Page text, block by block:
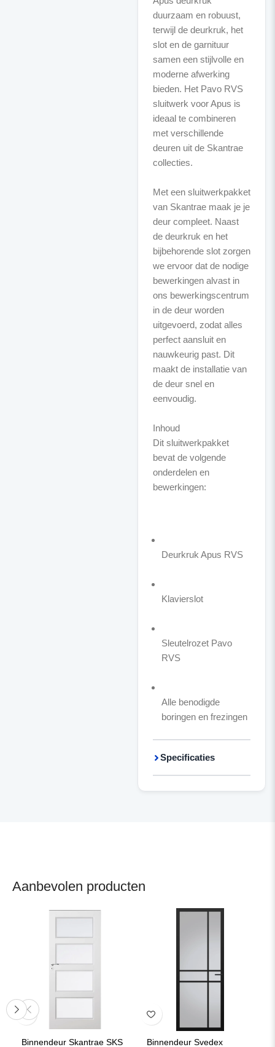
duurzaam en robuust,
terwijl de deurkruk, het
slot en de garnituur
samen een stijlvolle en
moderne afwerking
bieden. Het Pavo RVS
sluitwerk voor Apus is
ideaal te combineren
met verschillende
deuren uit de Skantrae
collecties.
Met een sluitwerkpakket
van Skantrae maak je je
deur compleet. Naast
de deurkruk en het
bijbehorende slot zorgen
we ervoor dat de nodige
bewerkingen alvast in
ons bewerkingscentrum
in de deur worden
uitgevoerd, zodat alles
perfect aansluit en
nauwkeurig past. Dit
maakt de installatie van
de deur snel en
eenvoudig.
Inhoud
Dit sluitwerkpakket
bevat de volgende
onderdelen en
bewerkingen:
Deurkruk Apus RVS
Klavierslot
Sleutelrozet Pavo
RVS
Alle benodigde
boringen en frezingen
Specificaties
Aanbevolen producten
Binnendeur Skantrae SKS Binnendeur Svedex